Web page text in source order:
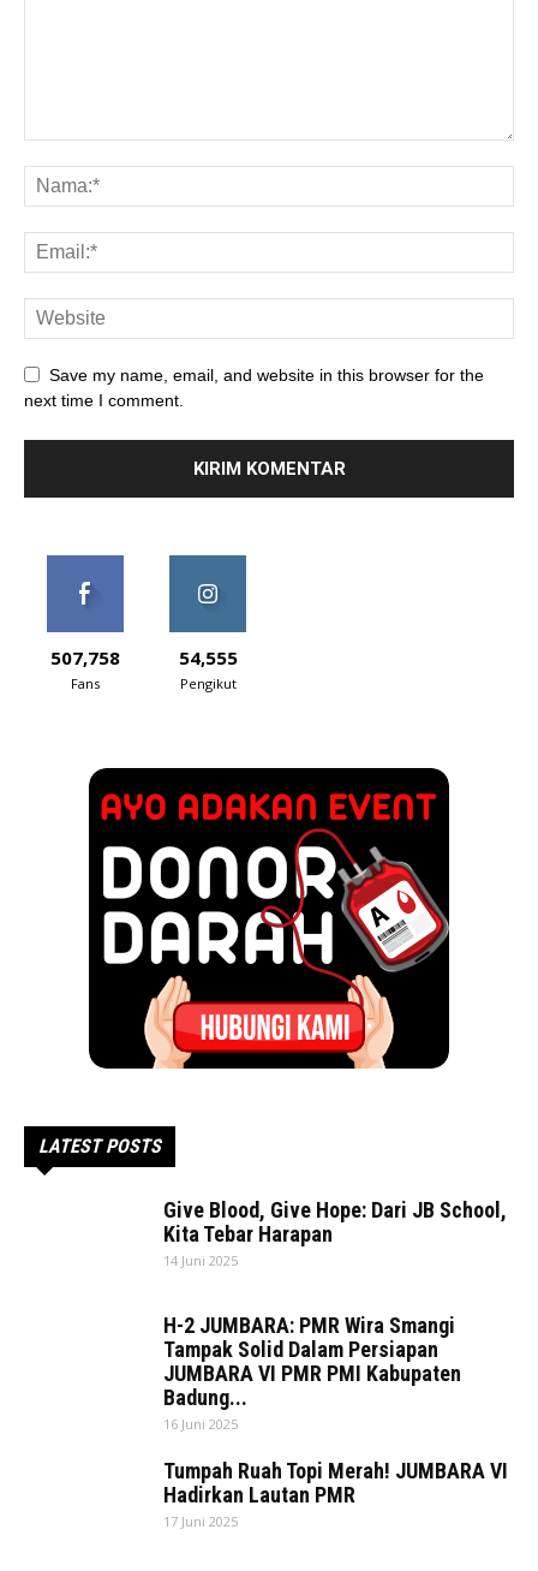
Save my name, email, and website in this browser for the
next time I comment.
507,758
Fans
54,555
Pengikut
LATEST POSTS
Give Blood, Give Hope: Dari JB School,
Kita Tebar Harapan
14 Juni 2025
H-2 JUMBARA: PMR Wira Smangi
Tampak Solid Dalam Persiapan
JUMBARA VI PMR PMI Kabupaten
Badung...
16 Juni 2025
Tumpah Ruah Topi Merah! JUMBARA VI
Hadirkan Lautan PMR
17 Juni 2025